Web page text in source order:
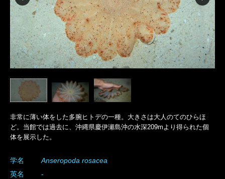
非常に薄い体をした多腕ヒトデの一種。大きさは大人のてのひらほ
ど。当館では過去に、沖縄県慶伊瀬島沖の水深209mより得られた個
体を展示した。
学名 Anseropoda rosacea
英名
-